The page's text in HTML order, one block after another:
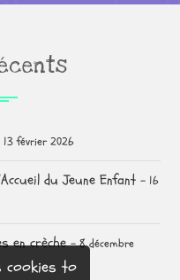
13 février 2026
du Jeune Enfant
16
en crèche
8 décembre
cookies to